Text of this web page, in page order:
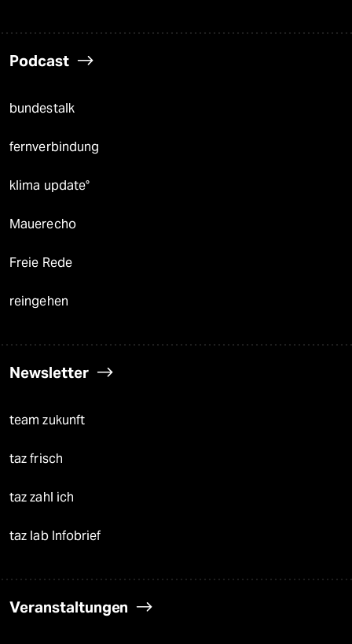
Podcast
bundestalk
fernverbindung
klima update°
Mauerecho
Freie Rede
reingehen
Newsletter
team zukunft
taz frisch
taz zahl ich
taz lab Infobrief
Veranstaltungen